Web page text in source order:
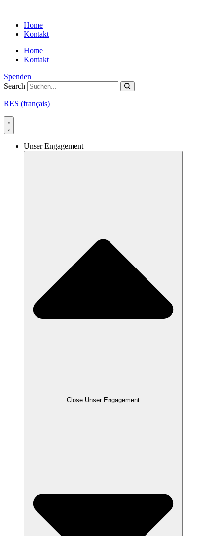
contentHome
Kontakt
Home
Kontakt
Spenden
Search
RES (français)
Unser Engagement
Close Unser Engagement